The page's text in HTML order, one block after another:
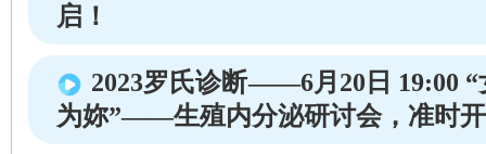
启！
2023罗氏诊断——6月20日 19:00
为妳”——生殖内分泌研讨会，准时